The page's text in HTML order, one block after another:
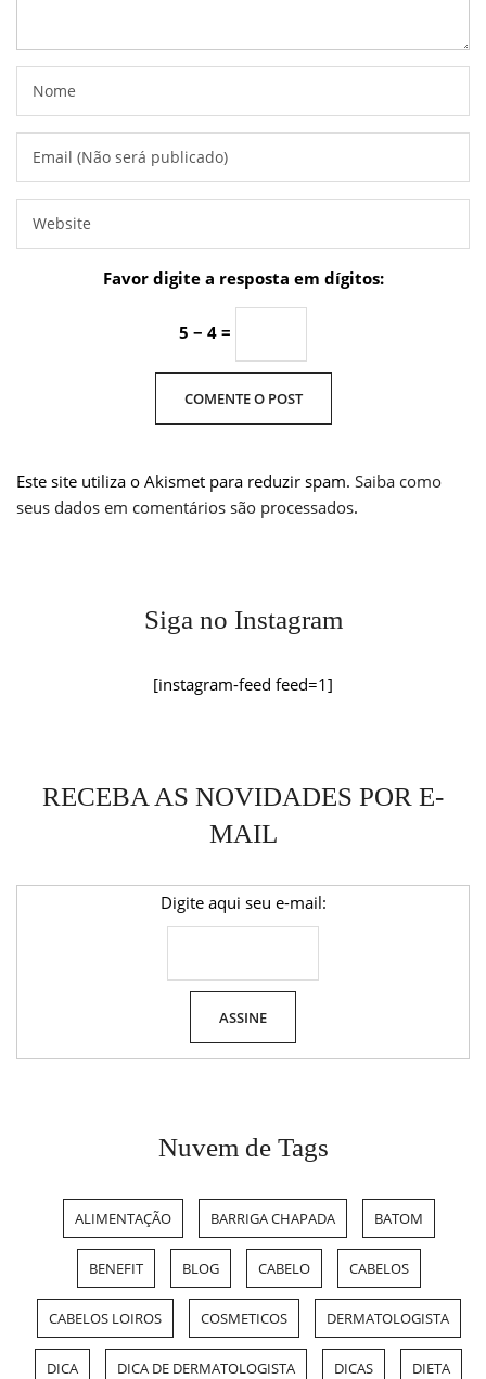
Favor digite a resposta em dígitos:
5 − 4 =
Este site utiliza o Akismet para reduzir spam. Saiba como
seus dados em comentários são processados.
Siga no Instagram
[instagram-feed feed=1]
RECEBA AS NOVIDADES POR E-
MAIL
Digite aqui seu e-mail:
Nuvem de Tags
ALIMENTAÇÃO BARRIGA CHAPADA BATOM
BENEFIT BLOG CABELO CABELOS
CABELOS LOIROS COSMETICOS DERMATOLOGISTA
DICA DICA DE DERMATOLOGISTA DICAS DIETA